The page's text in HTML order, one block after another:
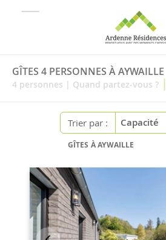
GÎTES 4 PERSONNES À AYWAILLE
4 personnes | Quand partez-vous ? |
Trier par :
GÎTES À AYWAILLE